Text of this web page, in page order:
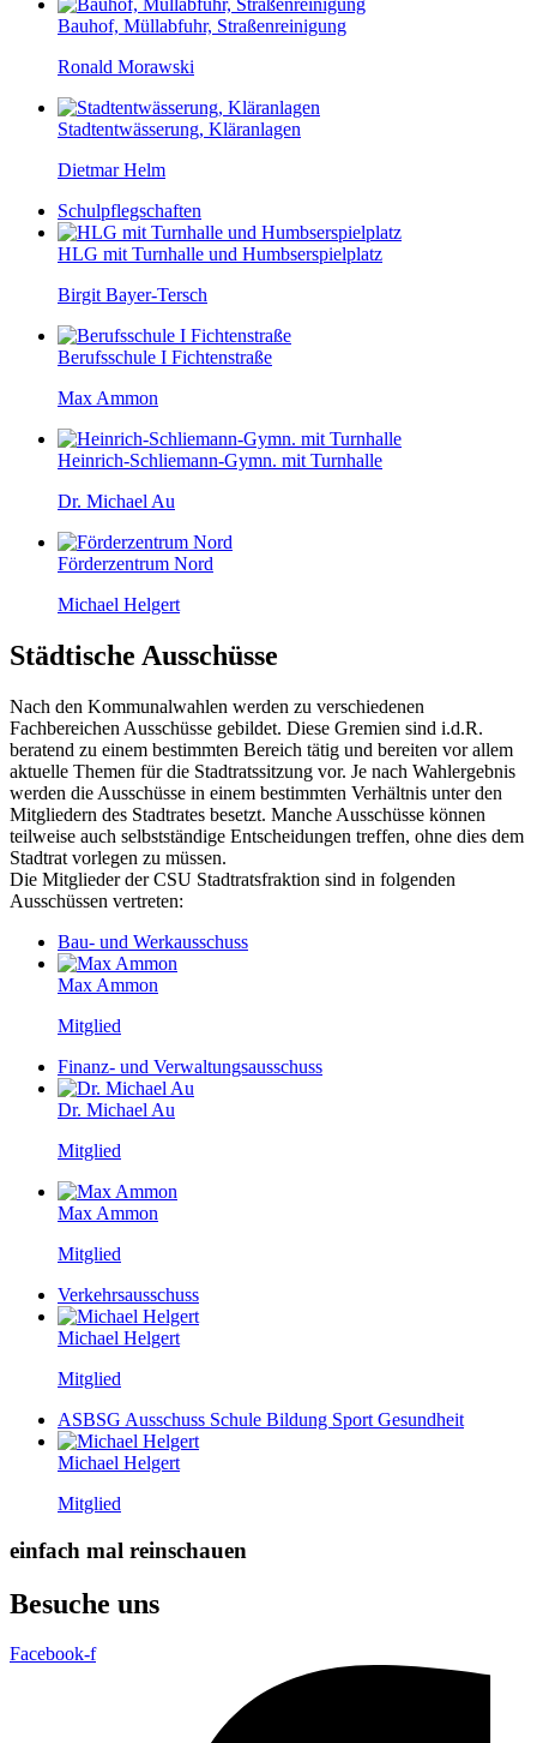
Bauhof, Müllabfuhr, Straßenreinigung
Ronald Morawski
Stadtentwässerung, Kläranlagen
Dietmar Helm
Schulpflegschaften
HLG mit Turnhalle und Humbserspielplatz
Birgit Bayer-Tersch
Berufsschule I Fichtenstraße
Max Ammon
Heinrich-Schliemann-Gymn. mit Turnhalle
Dr. Michael Au
Förderzentrum Nord
Michael Helgert
Städtische Ausschüsse
Nach den Kommunalwahlen werden zu verschiedenen
Fachbereichen Ausschüsse gebildet. Diese Gremien sind i.d.R.
beratend zu einem bestimmten Bereich tätig und bereiten vor allem
aktuelle Themen für die Stadtratssitzung vor. Je nach Wahlergebnis
werden die Ausschüsse in einem bestimmten Verhältnis unter den
Mitgliedern des Stadtrates besetzt. Manche Ausschüsse können
teilweise auch selbstständige Entscheidungen treffen, ohne dies dem
Stadtrat vorlegen zu müssen.
Die Mitglieder der CSU Stadtratsfraktion sind in folgenden
Ausschüssen vertreten:
Bau- und Werkausschuss
Max Ammon
Mitglied
Finanz- und Verwaltungsausschuss
Dr. Michael Au
Mitglied
Max Ammon
Mitglied
Verkehrsausschuss
Michael Helgert
Mitglied
ASBSG Ausschuss Schule Bildung Sport Gesundheit
Michael Helgert
Mitglied
einfach mal reinschauen
Besuche uns
Facebook-f